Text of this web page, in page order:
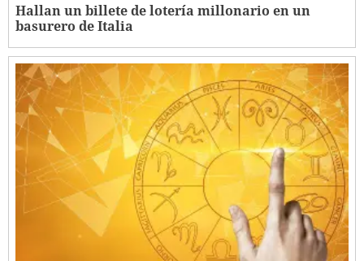
Hallan un billete de lotería millonario en un
basurero de Italia